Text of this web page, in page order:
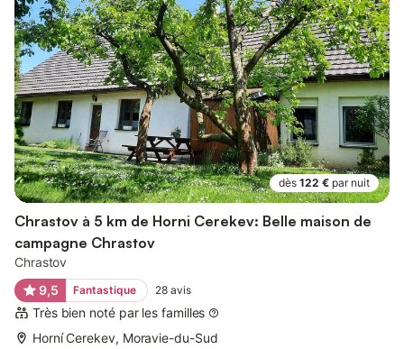
dès 122 € par nuit
Chrastov à 5 km de Horni Cerekev: Belle maison de
campagne Chrastov
Chrastov
9,5
Fantastique 28 avis
Très bien noté par les familles
Horní Cerekev, Moravie-du-Sud